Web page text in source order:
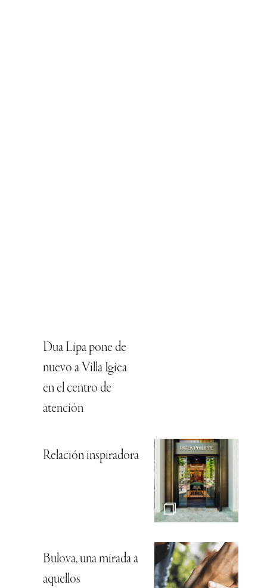
Dua Lipa pone de
nuevo a Villa Igiea
en el centro de
atención
Relación inspiradora
Bulova, una mirada a
aquellos